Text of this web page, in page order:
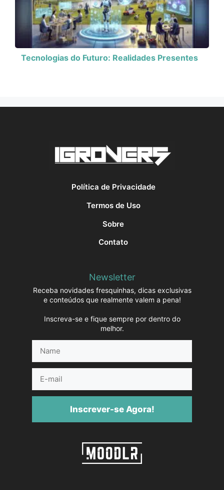
Tecnologias do Futuro: Realidades Presentes
Política de Privacidade
Termos de Uso
Sobre
Contato
Newsletter
Receba novidades fresquinhas, dicas exclusivas
e conteúdos que realmente valem a pena!
Inscreva-se e fique sempre por dentro do
melhor.
mail
Inscrever-se Agora!